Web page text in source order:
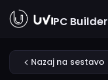
PC Builder
Nazaj na sestavo